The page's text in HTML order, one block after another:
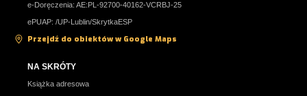
e-Doręczenia: AE:PL-92700-40162-VCRBJ-25
ePUAP: /UP-Lublin/SkrytkaESP
Przejdź do obiektów w Google Maps
NA SKRÓTY
Książka adresowa